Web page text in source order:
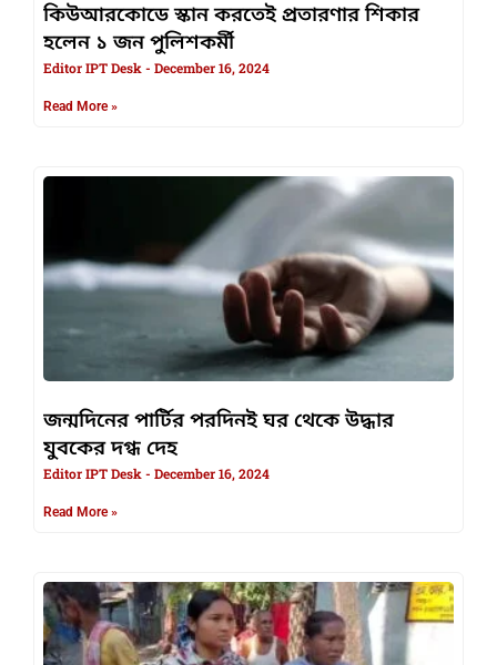
কিউআরকোডে স্কান করতেই প্রতারণার শিকার
হলেন ১ জন পুলিশকর্মী
Editor IPT Desk December 16, 2024
Read More »
জন্মদিনের পার্টির পরদিনই ঘর থেকে উদ্ধার
যুবকের দগ্ধ দেহ
Editor IPT Desk December 16, 2024
Read More »